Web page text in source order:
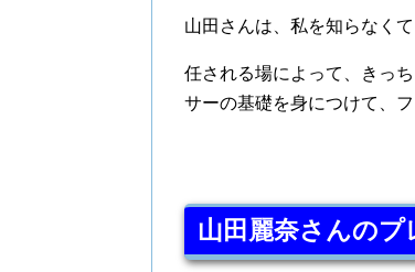
山田さんは、私を知らなく
任される場によって、きっ
サーの基礎を身につけて、
山田麗奈さんのプ